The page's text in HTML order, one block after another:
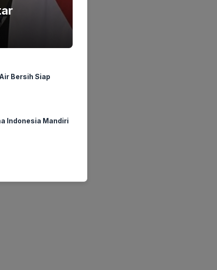
Bersih Siap
Indonesia Mandiri